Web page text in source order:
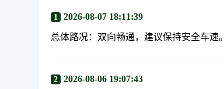
1 2026-08-07 18:11:39
总体路况：双向畅通，建议保持安全车速。
2 2026-08-06 19:07:43